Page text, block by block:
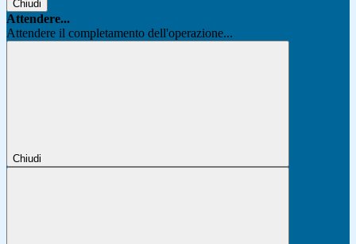
Chiudi
Attendere...
Attendere il completamento dell'operazione...
Chiudi